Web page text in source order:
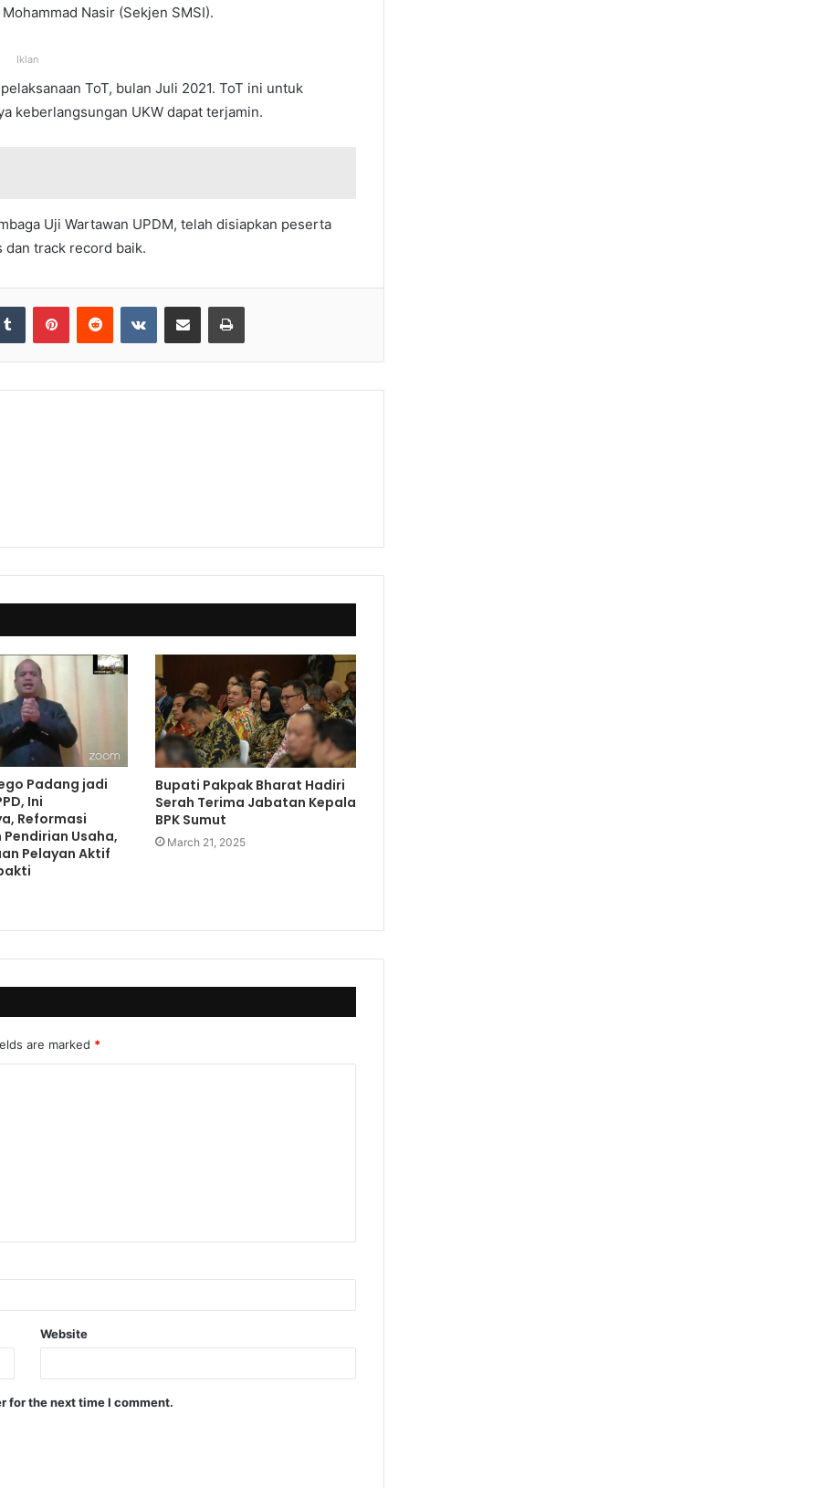
Nasir (Sekjen SMSI).
Iklan
ToT, bulan Juli 2021. ToT ini untuk
keberlangsungan UKW dapat terjamin.
Uji Wartawan UPDM, telah disiapkan peserta
dan track record baik.
Padang jadi
Ini
Reformasi
Usaha,
Pelayan Aktif
Bupati Pakpak Bharat Hadiri
Serah Terima Jabatan Kepala
BPK Sumut
March 21, 2025
are marked *
Website
for the next time I comment.